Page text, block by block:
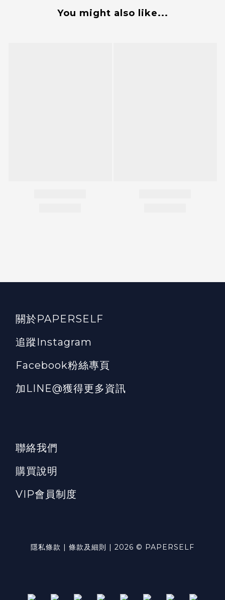
You might also like...
關於PAPERSELF
追蹤Instagram
Facebook粉絲專頁
加LINE@獲得更多資訊
聯絡我們
購買說明
VIP會員制度
隱私條款 | 條款及細則 | 2026 © PAPERSELF